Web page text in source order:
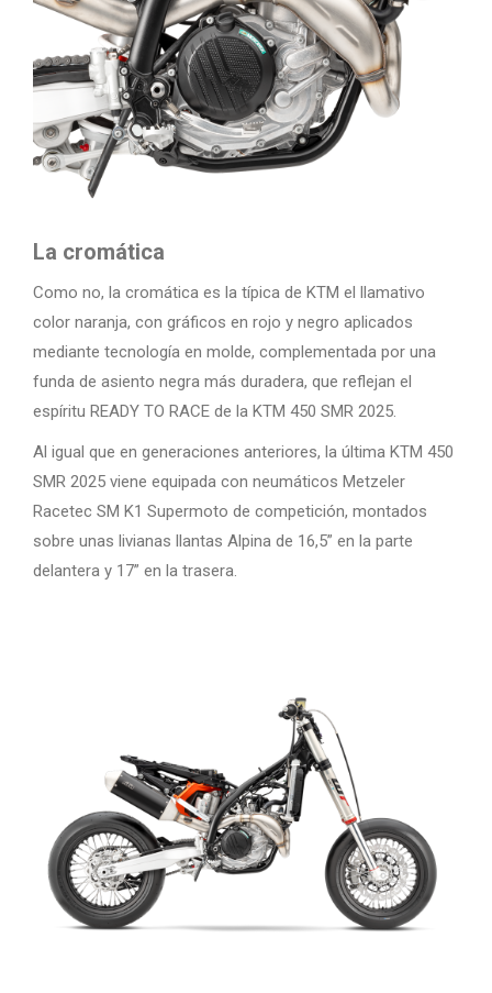
La cromática
Como no, la cromática es la típica de KTM el llamativo
color naranja, con gráficos en rojo y negro aplicados
mediante tecnología en molde, complementada por una
funda de asiento negra más duradera, que reflejan el
espíritu READY TO RACE de la KTM 450 SMR 2025.
Al igual que en generaciones anteriores, la última KTM 450
SMR 2025 viene equipada con neumáticos Metzeler
Racetec SM K1 Supermoto de competición, montados
sobre unas livianas llantas Alpina de 16,5” en la parte
delantera y 17” en la trasera.